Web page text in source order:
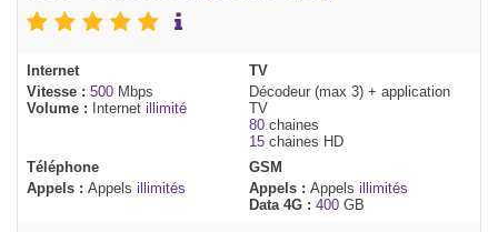
Internet
Vitesse : 500 Mbps
Volume : Internet illimité
TV
Décodeur (max 3) + application
TV
80 chaines
15 chaines HD
Téléphone
Appels : Appels illimités
GSM
Appels : Appels illimités
Data 4G : 400 GB